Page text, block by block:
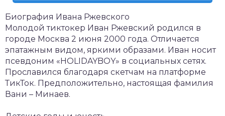
Биография Ивана Ржевского
Молодой тиктокер Иван Ржевский родился в
городе Москва 2 июня 2000 года. Отличается
эпатажным видом, яркими образами. Иван носит
псевдоним «HOLIDAYBOY» в социальных сетях.
Прославился благодаря скетчам на платформе
ТикТок. Предположительно, настоящая фамилия
Вани – Минаев.